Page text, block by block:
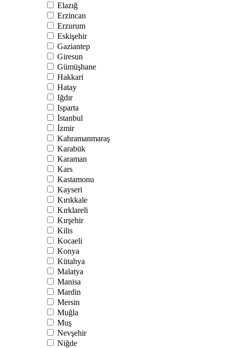
Elazığ
Erzincan
Erzurum
Eskişehir
Gaziantep
Giresun
Gümüşhane
Hakkari
Hatay
Iğdır
Isparta
İstanbul
İzmir
Kahramanmaraş
Karabük
Karaman
Kars
Kastamonu
Kayseri
Kırıkkale
Kırklareli
Kırşehir
Kilis
Kocaeli
Konya
Kütahya
Malatya
Manisa
Mardin
Mersin
Muğla
Muş
Nevşehir
Niğde